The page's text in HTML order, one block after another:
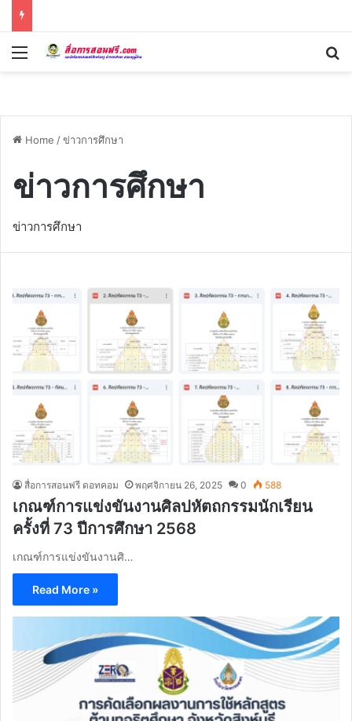
Menu
Home /ข่าวการศึกษา
ข่าวการศึกษา
ข่าวการศึกษา
สื่อการสอนฟรี ดอทคอม พฤศจิกายน 26, 2025 0 588
เกณฑ์การแข่งขันงานศิลปหัตถกรรมนักเรียน
ครั้งที่ 73 ปีการศึกษา 2568
เกณฑ์การแข่งขันงานศิ…
Read More »